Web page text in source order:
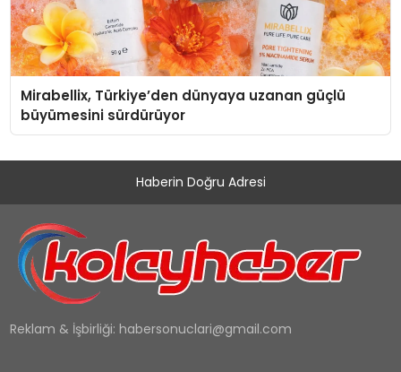
Mirabellix, Türkiye’den dünyaya uzanan güçlü
büyümesini sürdürüyor
Haberin Doğru Adresi
Reklam & İşbirliği: habersonuclari@gmail.com